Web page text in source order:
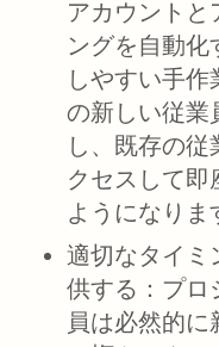
アカウントと
ングを自動化
しやすい手
の新しい従業
し、既存の
クセスして即
ようになりま
適切なタイミ
供する ：プ
員は必然的